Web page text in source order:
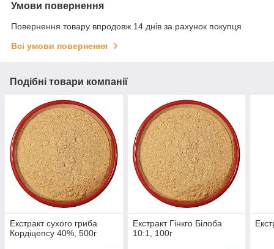
Умови повернення
Повернення товару впродовж 14 днів за рахунок покупця
Всі умови повернення
Подібні товари компанії
Екстракт сухого гриба
Кордіцепсу 40%, 500г
Екстракт Гінкго Білоба
10:1, 100г